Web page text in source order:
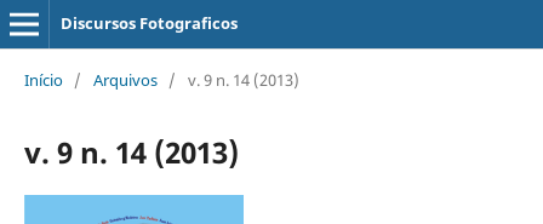
Discursos Fotograficos
Início / Arquivos / v. 9 n. 14 (2013)
v. 9 n. 14 (2013)